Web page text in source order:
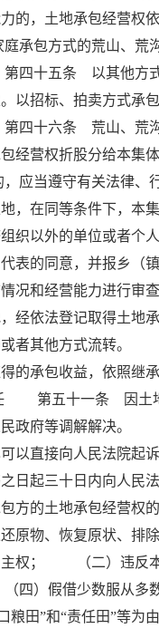
力的，土地承包经
包方式的荒山、荒沟
十五条 以其他方式
以招标、拍卖方式承
十六条 荒山、荒沟
经营权折股分给本集
当遵守有关法律、行
在同等条件下，本
以外的单位或者个
代表的同意，并报乡
情况和经营能力进
经依法登记取得土地
或者其他方式流转
的承包收益，依照继
五十一条 因土地承
民政府等调解解决。
可以直接向人民法
日起三十日内向人民
的土地承包经营
还原物、恢复原状、
自主权； （二）违
）假借少数服从多
田”和“责任田”等